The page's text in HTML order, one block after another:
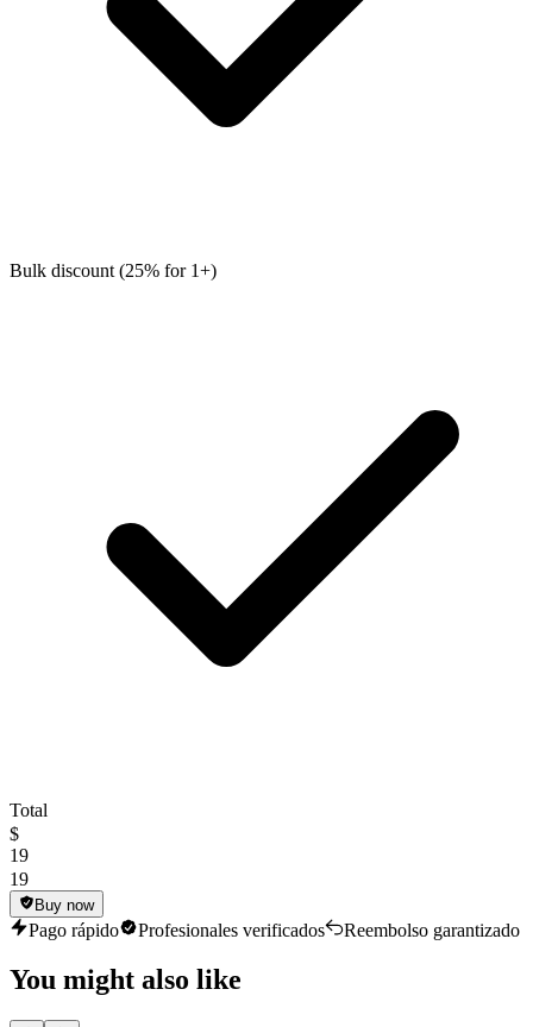
Bulk discount (25% for 1+)
Total
$
19
19
Buy now
Pago rápido Profesionales verificados Reembolso garantizado
You might also like